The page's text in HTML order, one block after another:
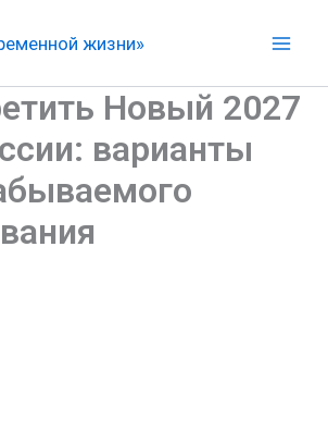
Новый 2027
варианты